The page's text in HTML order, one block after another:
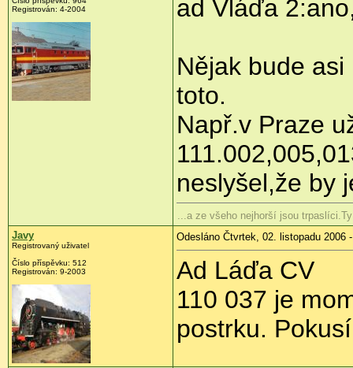
Registrován: 4-2004
ad Vláďa
Nějak bude
toto.
Např.v Praze
neslyšel,že by
...a ze všeho nejhorší jsou
Javy
Registrovaný uživatel
Číslo příspěvku: 512
Registrován: 9-2003
Odesláno Čtvrtek, 02. listopadu 2006
Ad Láďa CV
110 037 je
postrku.